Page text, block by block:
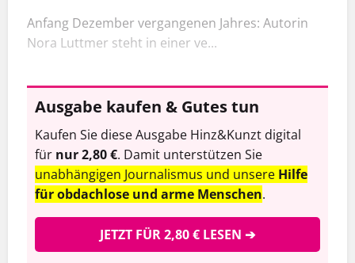
Anfang Dezember vergangenen Jahres: Autorin
Nora Luttmer steht in einer ve...
Ausgabe kaufen & Gutes tun
Kaufen Sie diese Ausgabe Hinz&Kunzt digital
für nur 2,80 €. Damit unterstützen Sie
unabhängigen Journalismus und unsere Hilfe
für obdachlose und arme Menschen.
JETZT FÜR 2,80 € LESEN ➔